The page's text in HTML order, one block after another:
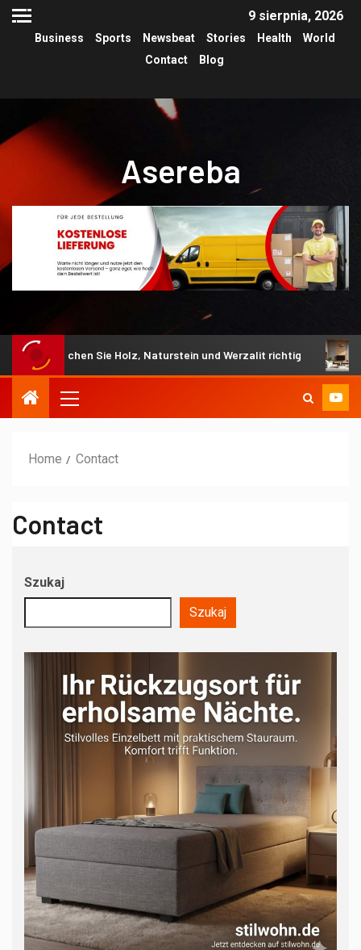
9 sierpnia, 2026
Business Sports Newsbeat Stories Health
World
Contact
Blog
Asereba
Sie Holz, Naturstein und Werzalit richtig
Home Contact
Contact
Szukaj
Szukaj